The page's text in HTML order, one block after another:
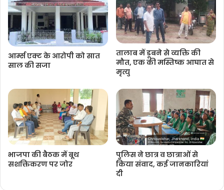
आर्म्स एक्ट के आरोपी को सात
साल की सजा
तालाब में डूबने से व्यक्ति की
मौत, एक की मस्तिष्क आघात से
मृत्यु
भाजपा की बैठक में बूथ
सशक्तिकरण पर जोर
पुलिस ने छात्र व छात्राओं से
किया संवाद, कई जानकारियां
दी